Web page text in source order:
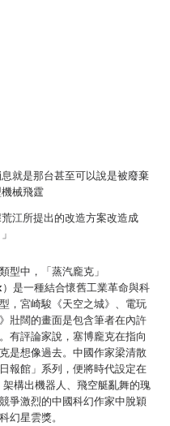
息就是那台甚至可以說是被廢棄
械飛霆
江所提出的改造方案改造成
型中，「蒸汽龐克」
是一種結合懷舊工業革命與科
，宮崎駿《天空之城》、電玩
壯闊的畫面是包含筆者在內許
有評論家說，塞博龐克在指向
是想像過去。中國作家梁清散
報館」系列，便將時代設定在
構出機器人、飛空艇亂舞的瑰
爭激烈的中國科幻作家中脫穎
幻星雲獎。